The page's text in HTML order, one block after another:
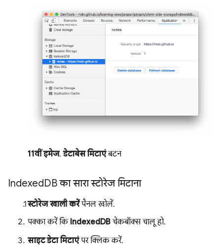
11वीं इमेज.डेटाबेस मिटाएंबटन
IndexedDB का सारा स्टोरेज मिटाना
स्टोरेज खाली करेंपैनल खोलें.
पक्का करें कि IndexedDB चेकबॉक्स चालू हो.
साइट डेटा मिटाएंपर क्लिक करें.